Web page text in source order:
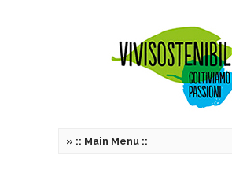
» :: Main Menu ::